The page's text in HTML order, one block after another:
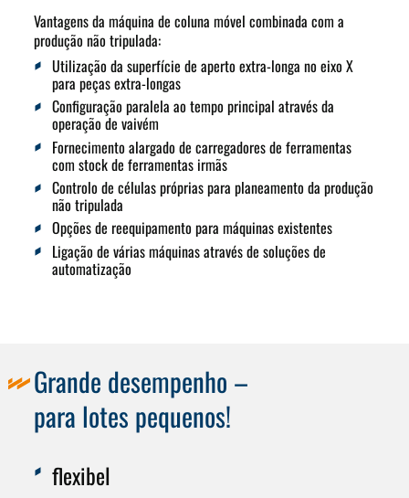
Vantagens da máquina de coluna móvel combinada com a
produção não tripulada:
Utilização da superfície de aperto extra-longa no eixo X
para peças extra-longas
Configuração paralela ao tempo principal através da
operação de vaivém
Fornecimento alargado de carregadores de ferramentas
com stock de ferramentas irmãs
Controlo de células próprias para planeamento da produção
não tripulada
Opções de reequipamento para máquinas existentes
Ligação de várias máquinas através de soluções de
automatização
Grande desempenho –
para lotes pequenos!
flexibel